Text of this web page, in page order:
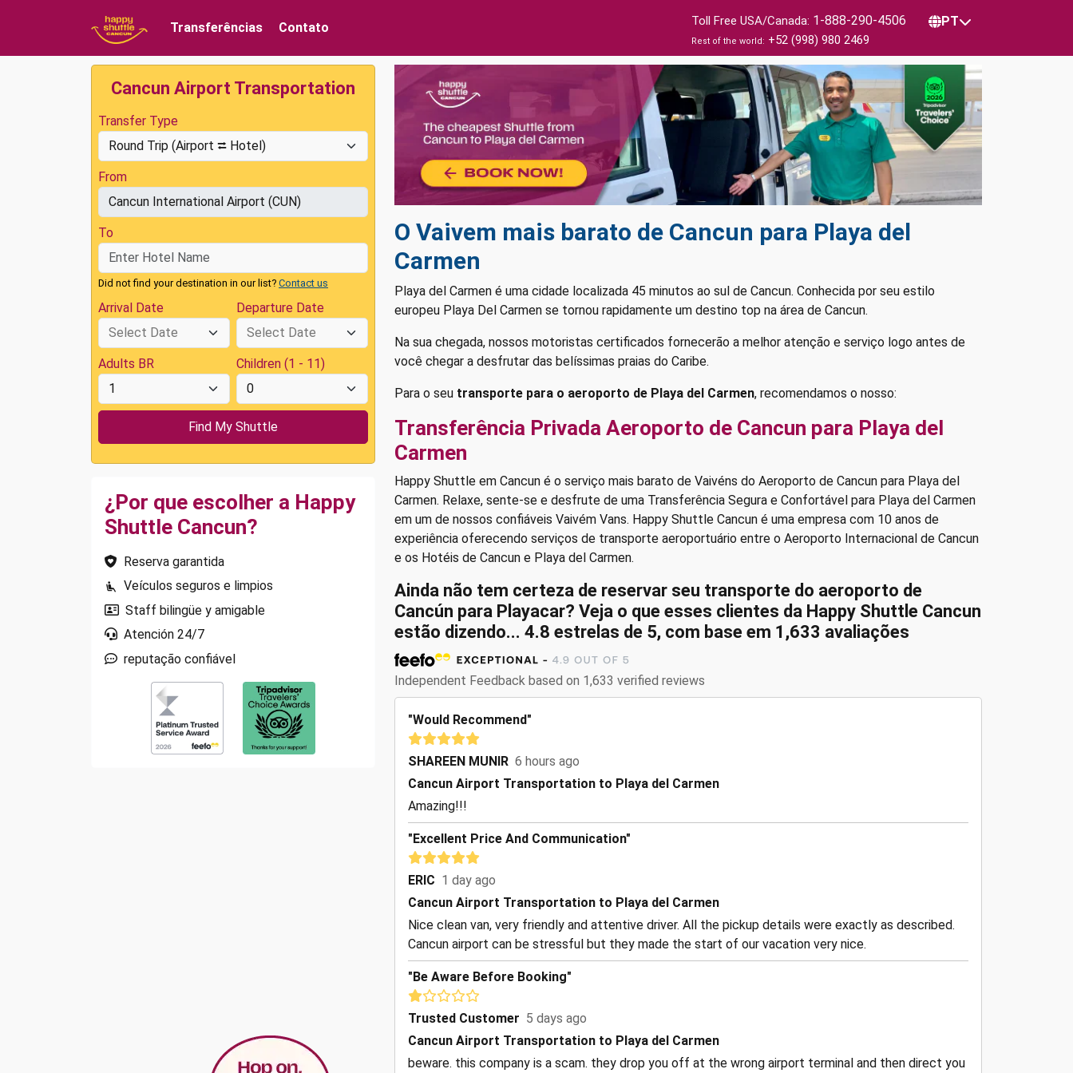
Transferências Contato Toll Free USA/Canada: 1-888-290-4506
Rest of the world: +52 (998) 980 2469
PT
Cancun Airport Transportation
Transfer Type
From
To
Did not find your destination in our list? Contact us
Arrival Date Departure Date
Adults BR Children (1 - 11)
¿Por que escolher a Happy
Shuttle Cancun?
Reserva garantida
Veículos seguros e limpios
Staff bilingüe y amigable
Atención 24/7
reputação confiável
O Vaivem mais barato de Cancun para Playa del
Carmen
Playa del Carmen é uma cidade localizada 45 minutos ao sul de Cancun. Conhecida por seu estilo
europeu Playa Del Carmen se tornou rapidamente um destino top na área de Cancun.
Na sua chegada, nossos motoristas certificados fornecerão a melhor atenção e serviço logo antes de
você chegar a desfrutar das belíssimas praias do Caribe.
Para o seu transporte para o aeroporto de Playa del Carmen, recomendamos o nosso:
Transferência Privada Aeroporto de Cancun para Playa del
Carmen
Happy Shuttle em Cancun é o serviço mais barato de Vaivéns do Aeroporto de Cancun para Playa del
Carmen. Relaxe, sente-se e desfrute de uma Transferência Segura e Confortável para Playa del Carmen
em um de nossos confiáveis Vaivém Vans. Happy Shuttle Cancun é uma empresa com 10 anos de
experiência oferecendo serviços de transporte aeroportuário entre o Aeroporto Internacional de Cancun
e os Hotéis de Cancun e Playa del Carmen.
Ainda não tem certeza de reservar seu transporte do aeroporto de
Cancún para Playacar? Veja o que esses clientes da Happy Shuttle Cancun
estão dizendo... 4.8 estrelas de 5, com base em 1,633 avaliações
Independent Feedback based on 1,633 verified reviews
"Would Recommend"
SHAREEN MUNIR 6 hours ago
Cancun Airport Transportation to Playa del Carmen
Amazing!!!
"Excellent Price And Communication"
ERIC 1 day ago
Cancun Airport Transportation to Playa del Carmen
Nice clean van, very friendly and attentive driver. All the pickup details were exactly as described.
Cancun airport can be stressful but they made the start of our vacation very nice.
"Be Aware Before Booking"
Trusted Customer 5 days ago
Cancun Airport Transportation to Playa del Carmen
beware. this company is a scam. they drop you off at the wrong airport terminal and then direct you